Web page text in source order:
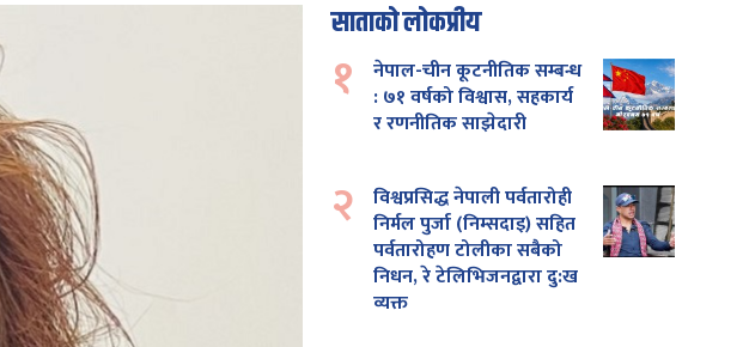
साताको लोकप्रीय
१
नेपाल-चीन कूटनीतिक सम्बन्ध
: ७१ वर्षको विश्वास, सहकार्य
र रणनीतिक साझेदारी
२
विश्वप्रसिद्ध नेपाली पर्वतारोही
निर्मल पुर्जा (निम्सदाइ) सहित
पर्वतारोहण टोलीका सबैको
निधन, रे टेलिभिजनद्वारा दु:ख
व्यक्त